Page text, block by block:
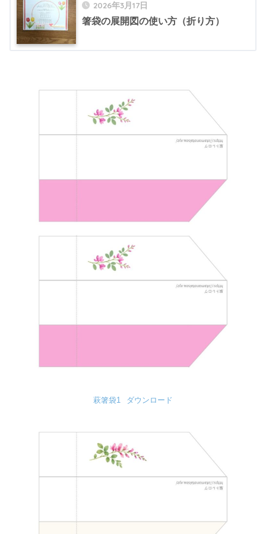
2026年3月17日
箸袋の展開図の使い方（折り方）
萩箸袋1 ダウンロード